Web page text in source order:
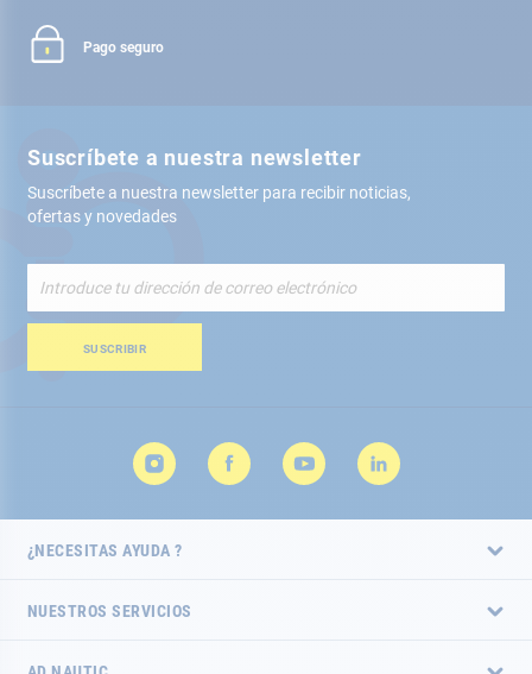
Pago seguro
Suscríbete a nuestra newsletter
Suscríbete a nuestra newsletter para recibir noticias,
ofertas y novedades
nuestro
de
SUSCRIBIR
¿NECESITAS AYUDA ?
NUESTROS SERVICIOS